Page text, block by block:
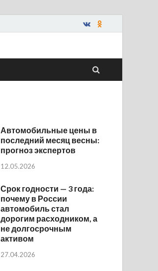
Автомобильные цены в
последний месяц весны:
прогноз экспертов
12.05.2026
Срок годности — 3 года:
почему в России
автомобиль стал
дорогим расходником, а
не долгосрочным
активом
27.04.2026